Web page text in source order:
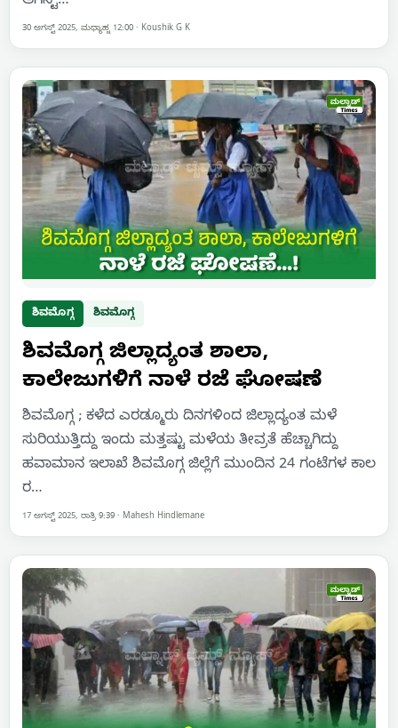
30 ಆಗಸ್ಟ್ 2025, ಮಧ್ಯಾಹ್ನ 12:00 · Koushik G K
ಶಿವಮೊಗ್ಗ ಶಿವಮೊಗ್ಗ
ಶಿವಮೊಗ್ಗ ಜಿಲ್ಲಾದ್ಯಂತ ಶಾಲಾ,
ಕಾಲೇಜುಗಳಿಗೆ ನಾಳೆ ರಜೆ ಘೋಷಣೆ
ಶಿವಮೊಗ್ಗ ; ಕಳೆದ ಎರಡ್ಮೂರು ದಿನಗಳಿಂದ ಜಿಲ್ಲಾದ್ಯಂತ ಮಳೆ
ಸುರಿಯುತ್ತಿದ್ದು ಇಂದು ಮತ್ತಷ್ಟು ಮಳೆಯ ತೀವ್ರತೆ ಹೆಚ್ಚಾಗಿದ್ದು
ಹವಾಮಾನ ಇಲಾಖೆ ಶಿವಮೊಗ್ಗ ಜಿಲ್ಲೆಗೆ ಮುಂದಿನ 24 ಗಂಟೆಗಳ ಕಾಲ
ರ…
17 ಆಗಸ್ಟ್ 2025, ರಾತ್ರಿ 9:39 · Mahesh Hindlemane